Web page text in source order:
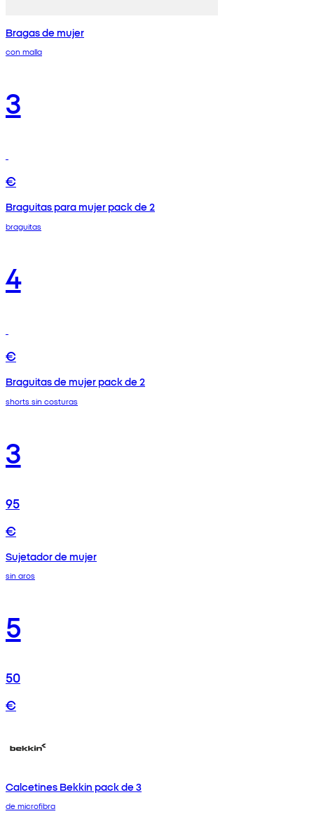
Bragas de mujer
con malla
3
€
Braguitas para mujer pack de 2
braguitas
4
€
Braguitas de mujer pack de 2
shorts sin costuras
3
95
€
Sujetador de mujer
sin aros
5
50
€
Calcetines Bekkin pack de 3
de microfibra